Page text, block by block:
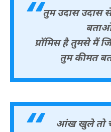
तुम उदास उदास
प्रॉमिस है तुमसे मैं
तुम कीमत
आंख खुले तो